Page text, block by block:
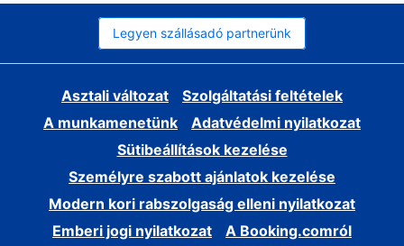
Legyen szállásadó partnerünk
Asztali változat
Szolgáltatási feltételek
A munkamenetünk
Adatvédelmi nyilatkozat
Sütibeállítások kezelése
Személyre szabott ajánlatok kezelése
Modern kori rabszolgaság elleni nyilatkozat
Emberi jogi nyilatkozat
A Booking.comról